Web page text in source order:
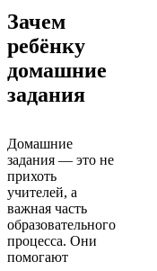
Зачем
ребёнку
домашние
задания
Домашние
задания — это не
прихоть
учителей, а
важная часть
образовательного
процесса. Они
помогают